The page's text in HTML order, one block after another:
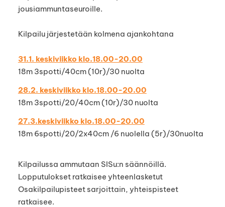
jousiammuntaseuroille.
Kilpailu järjestetään kolmena ajankohtana
31.1. keskiviikko klo.18.00-20.00
18m 3spotti/40cm (10r)/30 nuolta
28.2. keskiviikko klo.18.00-20.00
18m 3spotti/20/40cm (10r)/30 nuolta
27.3.keskiviikko klo.18.00-20.00
18m 6spotti/20/2x40cm /6 nuolella (5r)/30nuolta
Kilpailussa ammutaan SISu:n säännöillä.
Lopputulokset ratkaisee yhteenlasketut
Osakilpailupisteet sarjoittain, yhteispisteet
ratkaisee.